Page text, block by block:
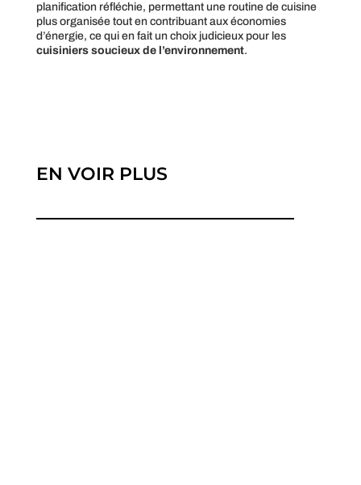
planification réfléchie, permettant une routine de cuisine
plus organisée tout en contribuant aux économies
d’énergie, ce qui en fait un choix judicieux pour les
cuisiniers soucieux de l’environnement.
EN VOIR PLUS